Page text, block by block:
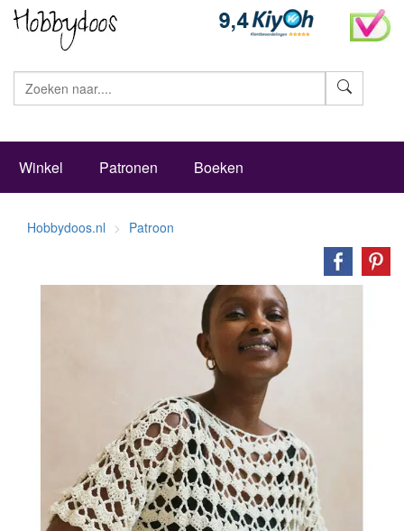
Winkel Patronen Boeken
Hobbydoos.nl Patroon